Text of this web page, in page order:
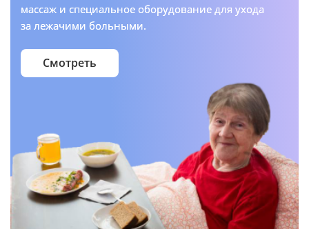
массаж и специальное оборудование для ухода
за лежачими больными.
Смотреть